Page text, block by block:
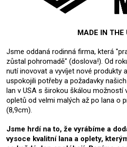
MADE IN THE
Jsme oddaná rodinná firma, která
zůstal pohromadě" (doslova!). Od
nutí inovovat a vyvíjet nové produkty
uspokojili potřeby a požadavky
lan v USA s širokou škálou možností
opletů od velmi malých až po lana o
(8,9cm).
Jsme hrdí na to, že vyrábíme a
vysoce kvalitní lana a oplety,